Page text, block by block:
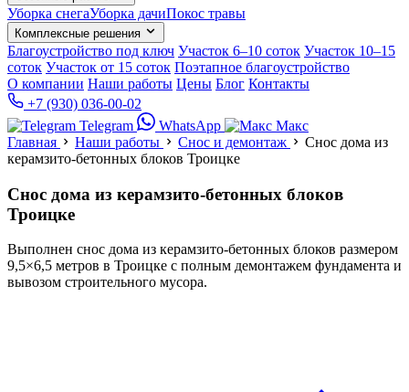
Уборка снегаУборка дачиПокос травы
Комплексные решения
Благоустройство под ключ Участок 6–10 соток Участок 10–15
соток Участок от 15 соток Поэтапное благоустройство
О компании Наши работы Цены Блог Контакты
+7 (930) 036-00-02
Telegram
WhatsApp
Макс
Главная
Наши работы Снос и демонтаж
Снос дома из
керамзито-бетонных блоков Троицке
Снос дома из керамзито-бетонных блоков
Троицке
Выполнен снос дома из керамзито-бетонных блоков размером
9,5×6,5 метров в Троицке с полным демонтажем фундамента и
вывозом строительного мусора.